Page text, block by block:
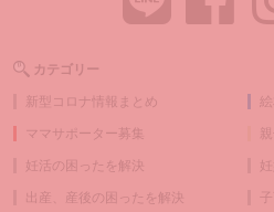
カテゴリー
新型コロナ情報まとめ
ママサポーター募集
妊活の困ったを解決
出産、産後の困ったを解決